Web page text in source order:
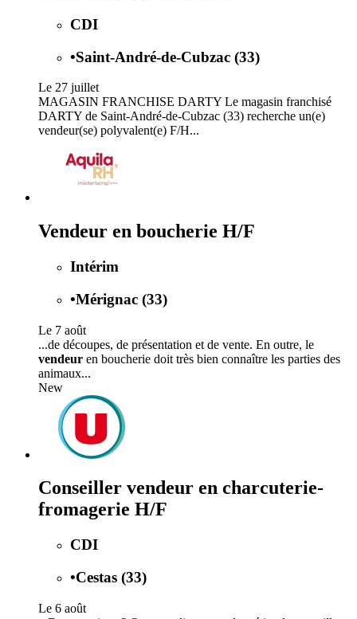
CDI
•Saint-André-de-Cubzac (33)
Le 27 juillet
MAGASIN FRANCHISE DARTY Le magasin franchisé
DARTY de Saint-André-de-Cubzac (33) recherche un(e)
vendeur(se) polyvalent(e) F/H...
Vendeur en boucherie H/F
Intérim
•Mérignac (33)
Le 7 août
...de découpes, de présentation et de vente. En outre, le
vendeur en boucherie doit très bien connaître les parties des
animaux...
New
Conseiller vendeur en charcuterie-
fromagerie H/F
CDI
•Cestas (33)
Le 6 août